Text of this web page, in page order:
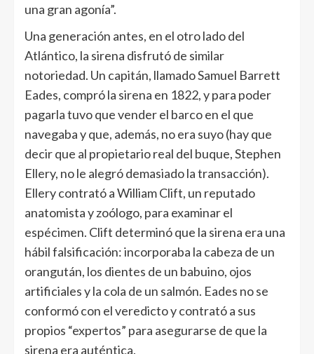
una gran agonía”.
Una generación antes, en el otro lado del
Atlántico, la sirena disfrutó de similar
notoriedad. Un capitán, llamado Samuel Barrett
Eades, compró la sirena en 1822, y para poder
pagarla tuvo que vender el barco en el que
navegaba y que, además, no era suyo (hay que
decir que al propietario real del buque, Stephen
Ellery, no le alegró demasiado la transacción).
Ellery contrató a William Clift, un reputado
anatomista y zoólogo, para examinar el
espécimen. Clift determinó que la sirena era una
hábil falsificación: incorporaba la cabeza de un
orangután, los dientes de un babuino, ojos
artificiales y la cola de un salmón. Eades no se
conformó con el veredicto y contrató a sus
propios “expertos” para asegurarse de que la
sirena era auténtica.